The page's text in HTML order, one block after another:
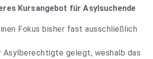
Kursangebot für Asylsuchende
Fokus bisher fast ausschließlich
Asylberechtigte gelegt, weshalb das